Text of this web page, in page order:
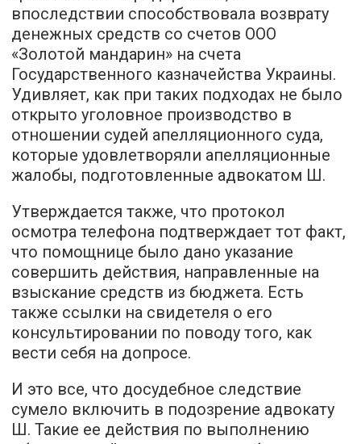
впоследствии способствовала возврату
денежных средств со счетов ООО
«Золотой мандарин» на счета
Государственного казначейства Украины.
Удивляет, как при таких подходах не было
открыто уголовное производство в
отношении судей апелляционного суда,
которые удовлетворяли апелляционные
жалобы, подготовленные адвокатом Ш.
Утверждается также, что протокол
осмотра телефона подтверждает тот факт,
что помощнице было дано указание
совершить действия, направленные на
взыскание средств из бюджета. Есть
также ссылки на свидетеля о его
консультировании по поводу того, как
вести себя на допросе.
И это все, что досудебное следствие
сумело включить в подозрение адвокату
Ш. Такие ее действия по выполнению